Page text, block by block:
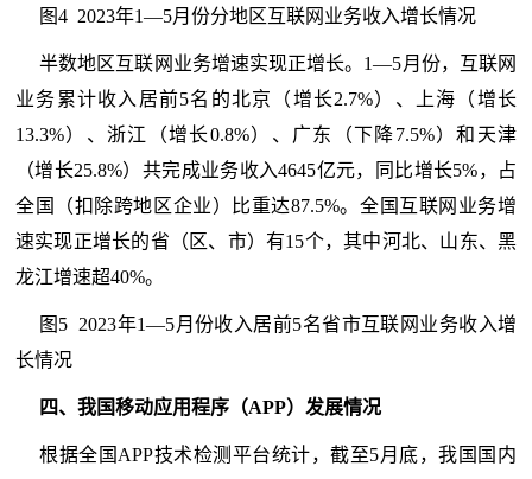
图4 2023年1—5月份分地区互联网业务收入增长情况
半数地区互联网业务增速实现正增长。1—5月份，互联网
业务累计收入居前5名的北京（增长2.7%）、上海（增长
13.3%）、浙江（增长0.8%）、广东（下降7.5%）和天津
（增长25.8%）共完成业务收入4645亿元，同比增长5%，占
全国（扣除跨地区企业）比重达87.5%。全国互联网业务增
速实现正增长的省（区、市）有15个，其中河北、山东、黑
龙江增速超40%。
图5 2023年1—5月份收入居前5名省市互联网业务收入增
长情况
四、我国移动应用程序（APP）发展情况
根据全国APP技术检测平台统计，截至5月底，我国国内